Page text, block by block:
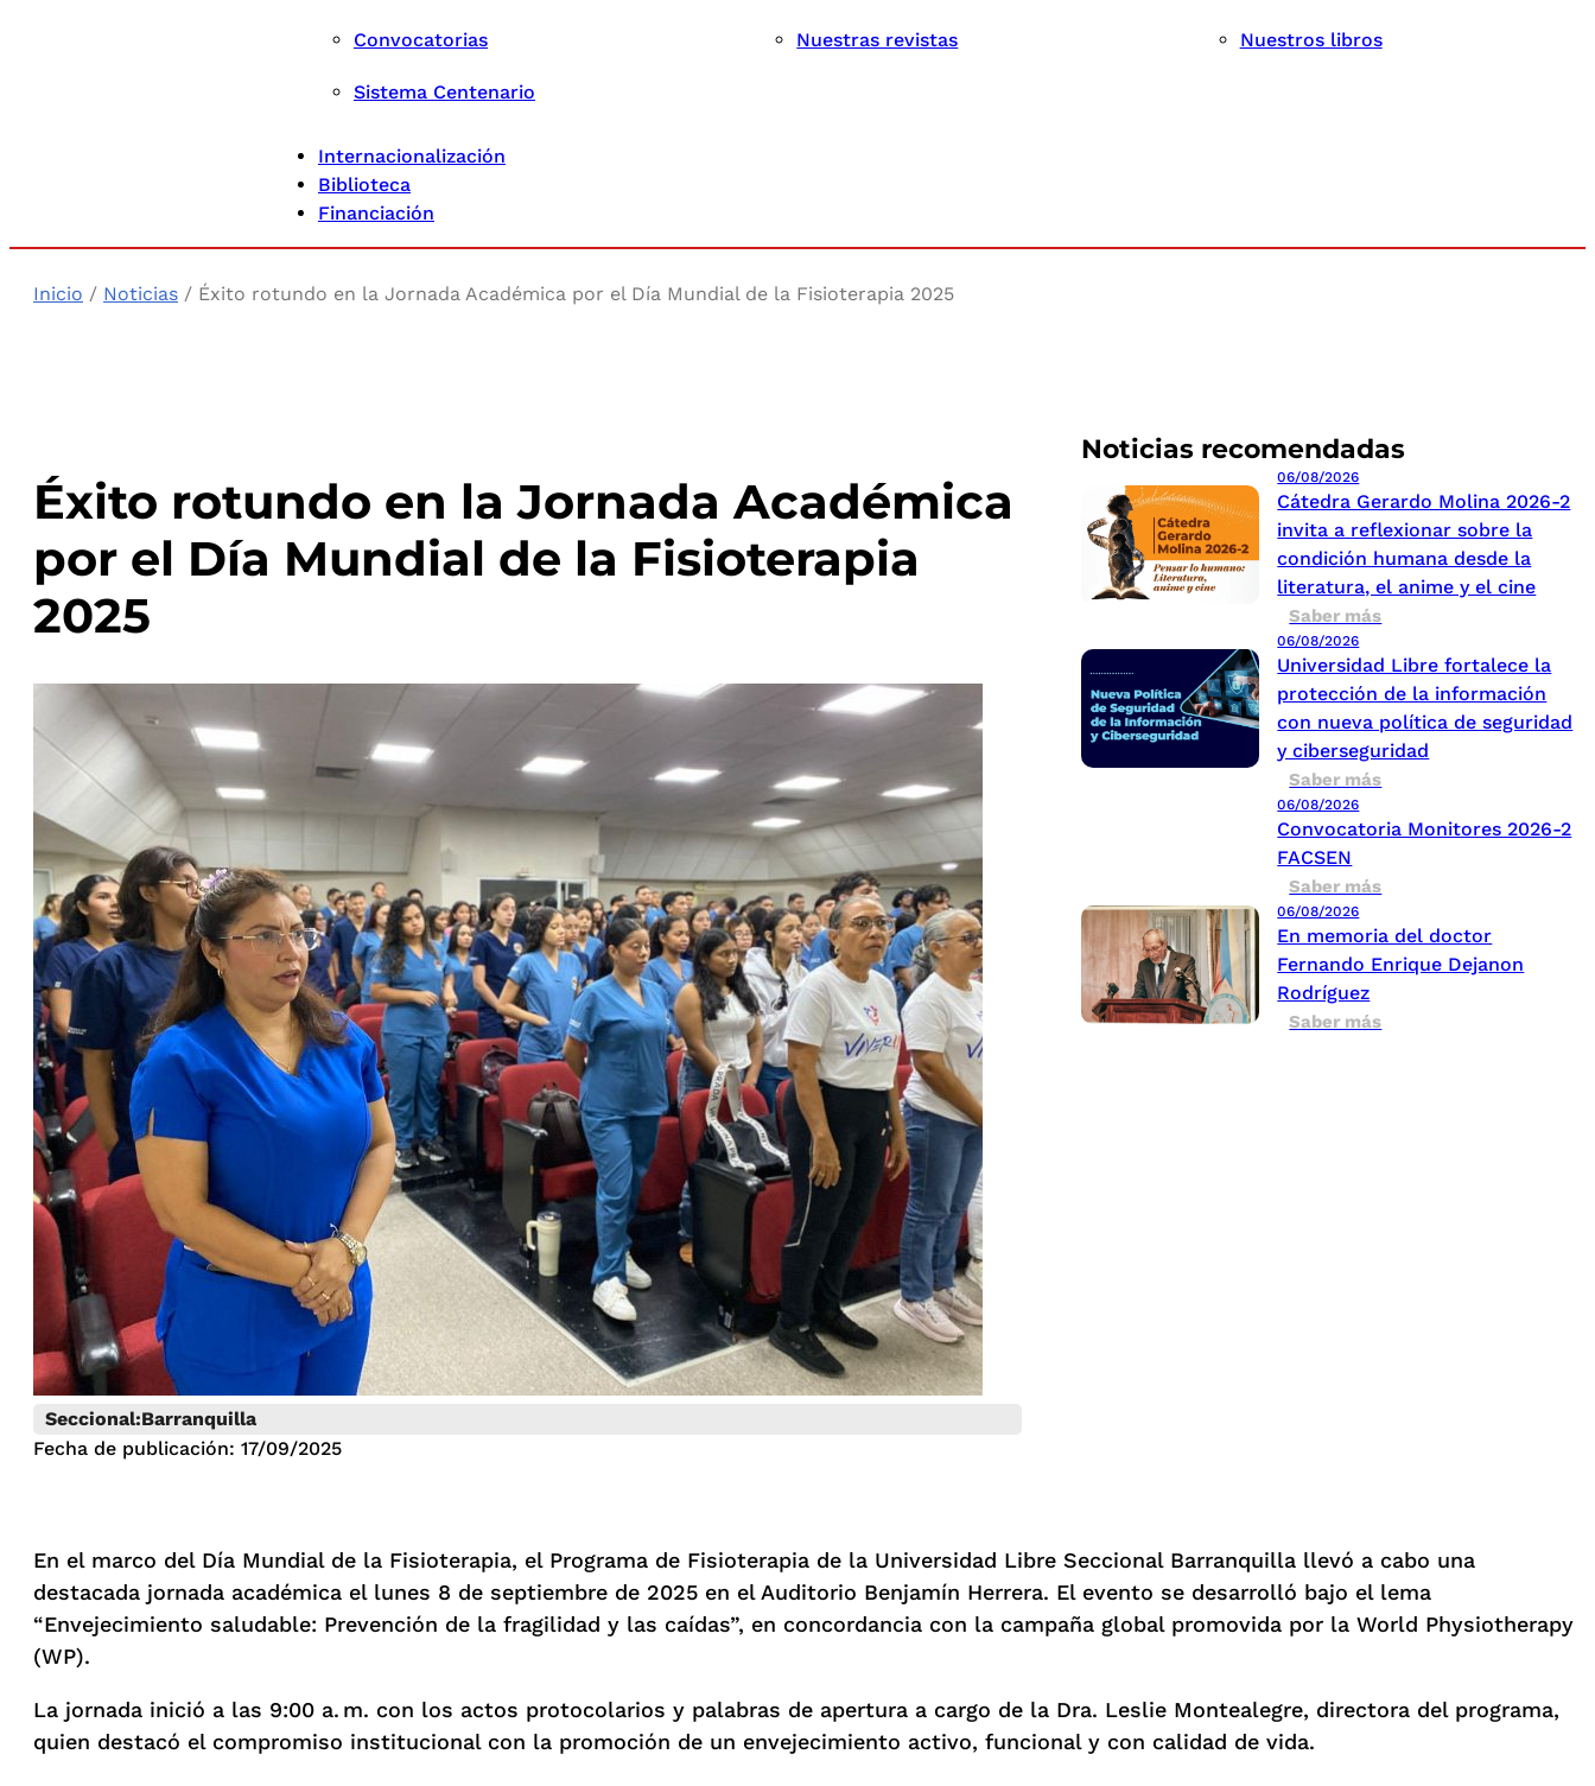
Convocatorias Nuestras revistas Nuestros libros
Sistema Centenario
Internacionalización
Biblioteca
Financiación
Inicio / Noticias / Éxito rotundo en la Jornada Académica por el Día Mundial de la Fisioterapia 2025
Éxito rotundo en la Jornada Académica
por el Día Mundial de la Fisioterapia
2025
Seccional:Barranquilla
Fecha de publicación: 17/09/2025
Noticias recomendadas
06/08/2026
Cátedra Gerardo Molina 2026-2
invita a reflexionar sobre la
condición humana desde la
literatura, el anime y el cine
Saber más
06/08/2026
Universidad Libre fortalece la
protección de la información
con nueva política de seguridad
y ciberseguridad
Saber más
06/08/2026
Convocatoria Monitores 2026-2
FACSEN
Saber más
06/08/2026
En memoria del doctor
Fernando Enrique Dejanon
Rodríguez
Saber más
En el marco del Día Mundial de la Fisioterapia, el Programa de Fisioterapia de la Universidad Libre Seccional Barranquilla llevó a cabo una
destacada jornada académica el lunes 8 de septiembre de 2025 en el Auditorio Benjamín Herrera. El evento se desarrolló bajo el lema
“Envejecimiento saludable: Prevención de la fragilidad y las caídas”, en concordancia con la campaña global promovida por la World Physiotherapy
(WP).
La jornada inició a las 9:00 a. m. con los actos protocolarios y palabras de apertura a cargo de la Dra. Leslie Montealegre, directora del programa,
quien destacó el compromiso institucional con la promoción de un envejecimiento activo, funcional y con calidad de vida.